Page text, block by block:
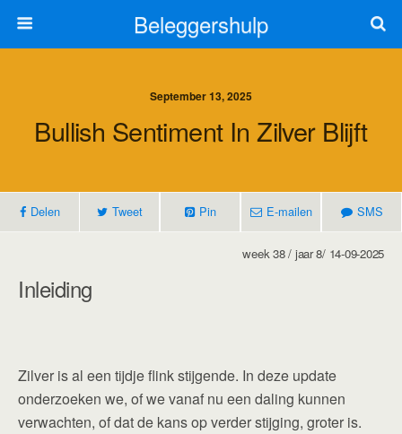
Beleggershulp
September 13, 2025
Bullish Sentiment In Zilver Blijft
Delen Tweet Pin E-mailen SMS
week 38 / jaar 8/ 14-09-2025
Inleiding
Zilver is al een tijdje flink stijgende. In deze update
onderzoeken we, of we vanaf nu een daling kunnen
verwachten, of dat de kans op verder stijging, groter is.